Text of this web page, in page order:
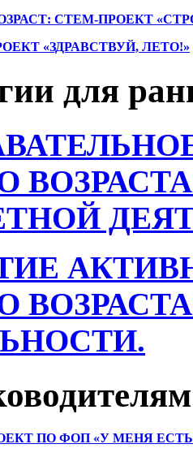
СТЕМ-ПРОЕКТ
«ЗДРАВСТВУЙ, ЛЕТО!»
для
ПО ФОП «У МЕНЯ